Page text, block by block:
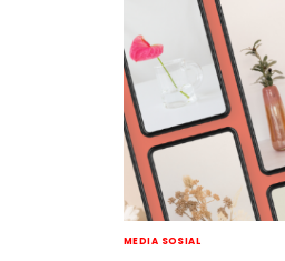
MEDIA SOSIAL